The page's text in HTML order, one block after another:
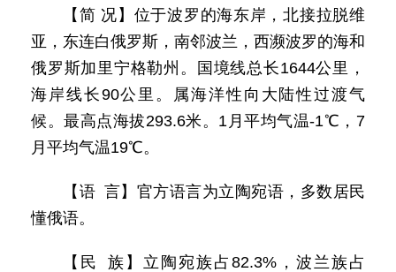
【简 况】位于波罗的海东岸，北接拉脱维
亚，东连白俄罗斯，南邻波兰，西濒波罗的海和
俄罗斯加里宁格勒州。国境线总长1644公里，
海岸线长90公里。属海洋性向大陆性过渡气
候。最高点海拔293.6米。1月平均气温-1℃，7
月平均气温19℃。
【语 言】官方语言为立陶宛语，多数居民
懂俄语。
【民 族】立陶宛族占82.3%，波兰族占